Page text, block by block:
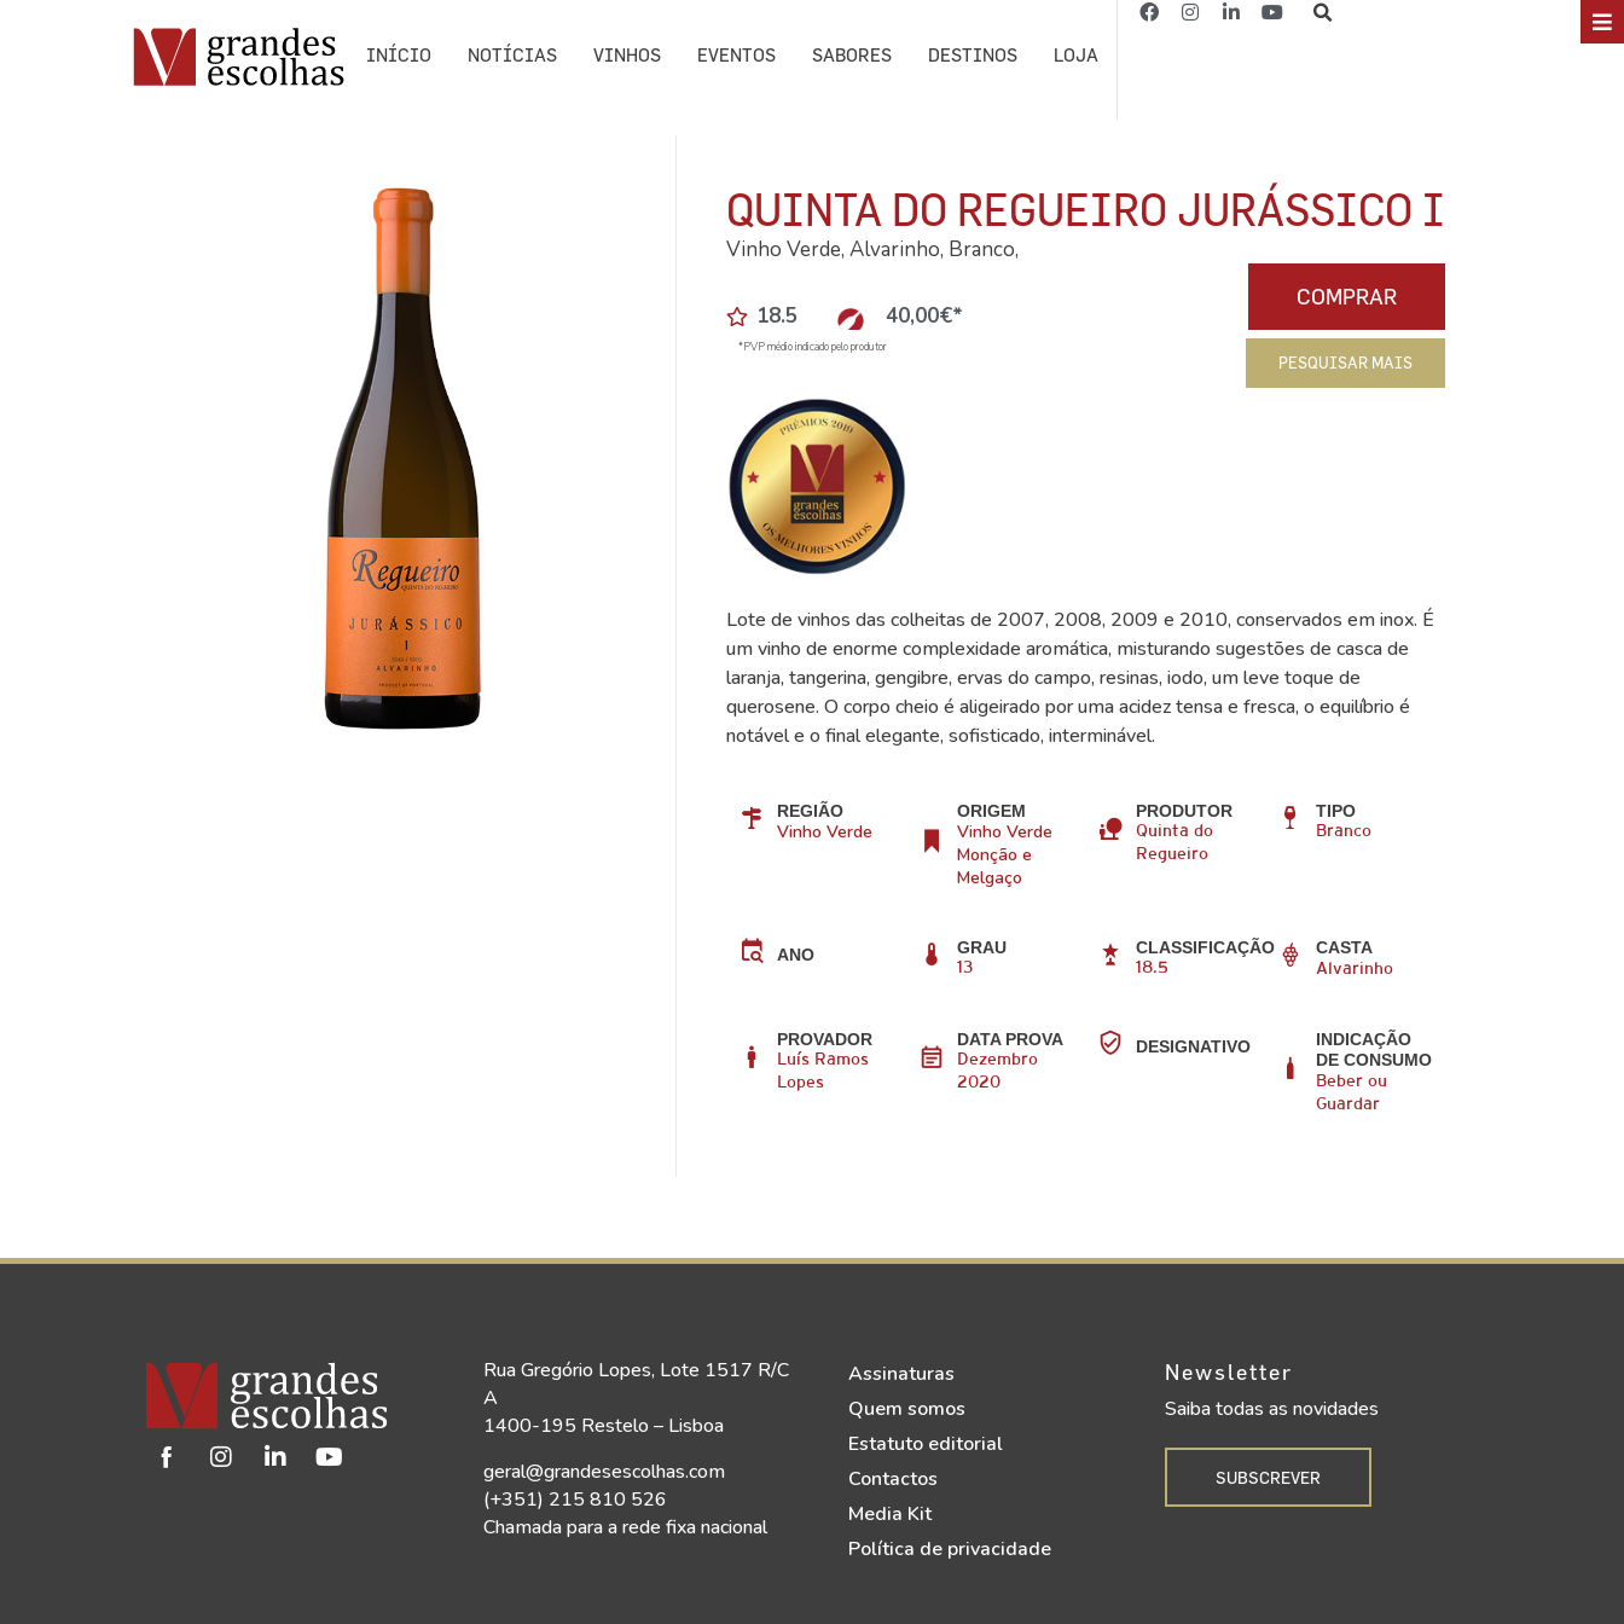
INÍCIO NOTÍCIAS VINHOS EVENTOS SABORES DESTINOS LOJA
QUINTA DO REGUEIRO JURÁSSICO I
Vinho Verde, Alvarinho, Branco,
18.5 40,00€*
*PVP médio indicado pelo produtor
COMPRAR
PESQUISAR MAIS
Lote de vinhos das colheitas de 2007, 2008, 2009 e 2010, conservados em inox. É
um vinho de enorme complexidade aromática, misturando sugestões de casca de
laranja, tangerina, gengibre, ervas do campo, resinas, iodo, um leve toque de
querosene. O corpo cheio é aligeirado por uma acidez tensa e fresca, o equilíbrio é
notável e o final elegante, sofisticado, interminável.
REGIÃO
Vinho Verde
ORIGEM
Vinho Verde
Monção e
Melgaço
PRODUTOR
Quinta do
Regueiro
TIPO
Branco
ANO GRAU
13
CLASSIFICAÇÃO
18.5
CASTA
Alvarinho
PROVADOR
Luís Ramos
Lopes
DATA PROVA
Dezembro
2020
DESIGNATIVO
INDICAÇÃO
DE CONSUMO
Beber ou
Guardar
Rua Gregório Lopes, Lote 1517 R/C
A
1400-195 Restelo – Lisboa
geral@grandesescolhas.com
(+351) 215 810 526
Chamada para a rede fixa nacional
Assinaturas
Quem somos
Estatuto editorial
Contactos
Media Kit
Política de privacidade
Newsletter
Saiba todas as novidades
SUBSCREVER